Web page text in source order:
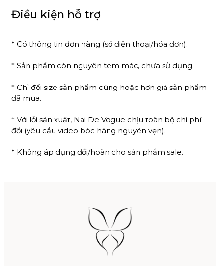
Điều kiện hỗ trợ
* Có thông tin đơn hàng (số điện thoại/hóa đơn).
* Sản phẩm còn nguyên tem mác, chưa sử dụng.
* Chỉ đổi size sản phẩm cùng hoặc hơn giá sản phẩm
đã mua.
* Với lỗi sản xuất, Nai De Vogue chịu toàn bộ chi phí
đổi (yêu cầu video bóc hàng nguyên vẹn).
* Không áp dụng đổi/hoàn cho sản phẩm sale.